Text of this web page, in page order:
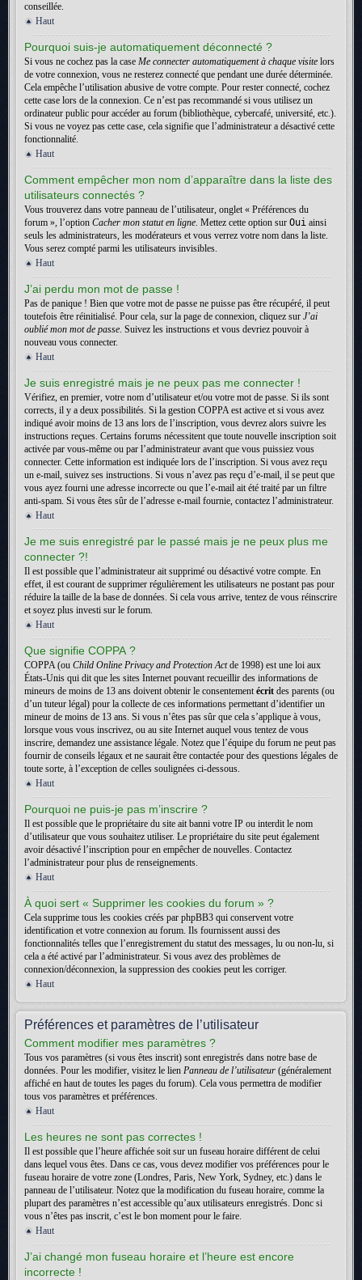
conseillée.
Haut
Pourquoi suis-je automatiquement déconnecté ?
Si vous ne cochez pas la case Me connecter automatiquement à chaque visite lors
de votre connexion, vous ne resterez connecté que pendant une durée déterminée.
Cela empêche l’utilisation abusive de votre compte. Pour rester connecté, cochez
cette case lors de la connexion. Ce n’est pas recommandé si vous utilisez un
ordinateur public pour accéder au forum (bibliothèque, cybercafé, université, etc.).
Si vous ne voyez pas cette case, cela signifie que l’administrateur a désactivé cette
fonctionnalité.
Haut
Comment empêcher mon nom d’apparaître dans la liste des
utilisateurs connectés ?
Vous trouverez dans votre panneau de l’utilisateur, onglet « Préférences du
forum », l’option Cacher mon statut en ligne. Mettez cette option sur Oui ainsi
seuls les administrateurs, les modérateurs et vous verrez votre nom dans la liste.
Vous serez compté parmi les utilisateurs invisibles.
Haut
J’ai perdu mon mot de passe !
Pas de panique ! Bien que votre mot de passe ne puisse pas être récupéré, il peut
toutefois être réinitialisé. Pour cela, sur la page de connexion, cliquez sur J’ai
oublié mon mot de passe. Suivez les instructions et vous devriez pouvoir à
nouveau vous connecter.
Haut
Je suis enregistré mais je ne peux pas me connecter !
Vérifiez, en premier, votre nom d’utilisateur et/ou votre mot de passe. Si ils sont
corrects, il y a deux possibilités. Si la gestion COPPA est active et si vous avez
indiqué avoir moins de 13 ans lors de l’inscription, vous devrez alors suivre les
instructions reçues. Certains forums nécessitent que toute nouvelle inscription soit
activée par vous-même ou par l’administrateur avant que vous puissiez vous
connecter. Cette information est indiquée lors de l’inscription. Si vous avez reçu
un e-mail, suivez ses instructions. Si vous n’avez pas reçu d’e-mail, il se peut que
vous ayez fourni une adresse incorrecte ou que l’e-mail ait été traité par un filtre
anti-spam. Si vous êtes sûr de l’adresse e-mail fournie, contactez l’administrateur.
Haut
Je me suis enregistré par le passé mais je ne peux plus me
connecter ?!
Il est possible que l’administrateur ait supprimé ou désactivé votre compte. En
effet, il est courant de supprimer régulièrement les utilisateurs ne postant pas pour
réduire la taille de la base de données. Si cela vous arrive, tentez de vous réinscrire
et soyez plus investi sur le forum.
Haut
Que signifie COPPA ?
COPPA (ou Child Online Privacy and Protection Actde 1998) est une loi aux
États-Unis qui dit que les sites Internet pouvant recueillir des informations de
mineurs de moins de 13 ans doivent obtenir le consentementécrit des parents (ou
d’un tuteur légal) pour la collecte de ces informations permettant d’identifier un
mineur de moins de 13 ans. Si vous n’êtes pas sûr que cela s’applique à vous,
lorsque vous vous inscrivez, ou au site Internet auquel vous tentez de vous
inscrire, demandez une assistance légale. Notez que l’équipe du forum ne peut pas
fournir de conseils légaux et ne saurait être contactée pour des questions légales de
toute sorte, à l’exception de celles soulignées ci-dessous.
Haut
Pourquoi ne puis-je pas m’inscrire ?
Il est possible que le propriétaire du site ait banni votre IP ou interdit le nom
d’utilisateur que vous souhaitez utiliser. Le propriétaire du site peut également
avoir désactivé l’inscription pour en empêcher de nouvelles. Contactez
l’administrateur pour plus de renseignements.
Haut
À quoi sert « Supprimer les cookies du forum » ?
Cela supprime tous les cookies créés par phpBB3 qui conservent votre
identification et votre connexion au forum. Ils fournissent aussi des
fonctionnalités telles que l’enregistrement du statut des messages, lu ou non-lu, si
cela a été activé par l’administrateur. Si vous avez des problèmes de
connexion/déconnexion, la suppression des cookies peut les corriger.
Haut
Préférences et paramètres de l’utilisateur
Comment modifier mes paramètres ?
Tous vos paramètres (si vous êtes inscrit) sont enregistrés dans notre base de
données. Pour les modifier, visitez le lien Panneau de l’utilisateur (généralement
affiché en haut de toutes les pages du forum). Cela vous permettra de modifier
tous vos paramètres et préférences.
Haut
Les heures ne sont pas correctes !
Il est possible que l’heure affichée soit sur un fuseau horaire différent de celui
dans lequel vous êtes. Dans ce cas, vous devez modifier vos préférences pour le
fuseau horaire de votre zone (Londres, Paris, New York, Sydney, etc.) dans le
panneau de l’utilisateur. Notez que la modification du fuseau horaire, comme la
plupart des paramètres n’est accessible qu’aux utilisateurs enregistrés. Donc si
vous n’êtes pas inscrit, c’est le bon moment pour le faire.
Haut
J’ai changé mon fuseau horaire et l’heure est encore
incorrecte !